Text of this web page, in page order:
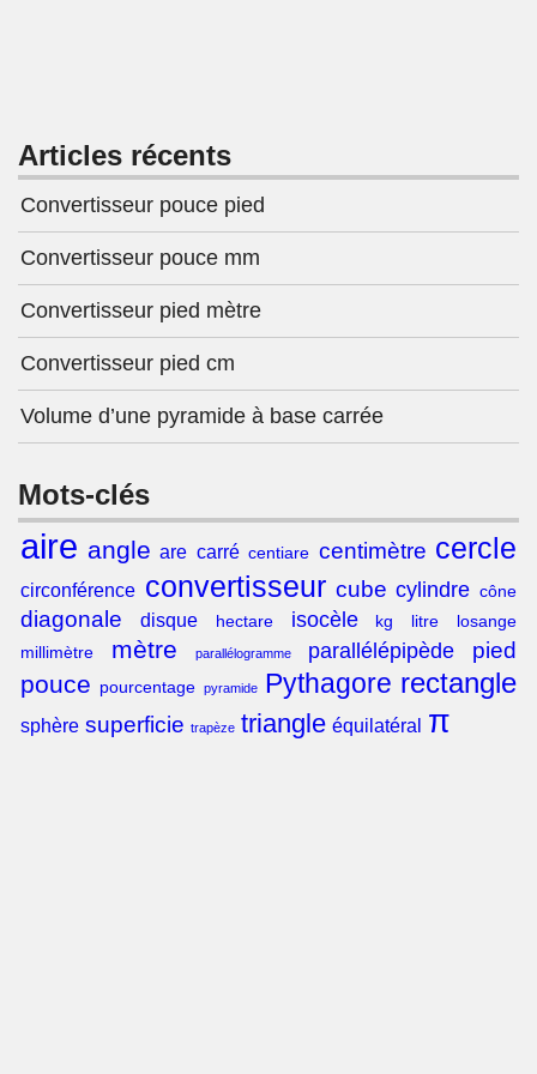
Articles récents
Convertisseur pouce pied
Convertisseur pouce mm
Convertisseur pied mètre
Convertisseur pied cm
Volume d’une pyramide à base carrée
Mots-clés
aire angle are carré centiare centimètre cercle
circonférence convertisseur cube cylindre cône
diagonale disque hectare isocèle kg litre
losange
millimètre
mètre parallélogramme parallélépipède pied
pouce pourcentage pyramide Pythagore rectangle
sphère superficie trapèze triangle équilatéral π